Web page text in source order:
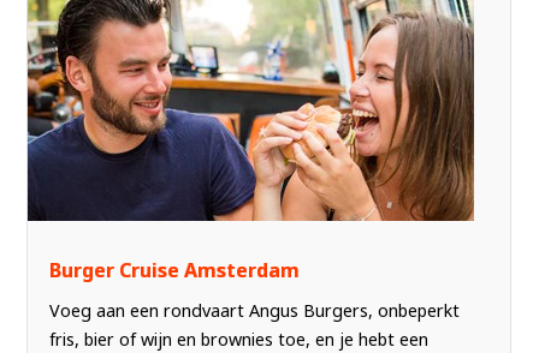
Burger Cruise Amsterdam
Voeg aan een rondvaart Angus Burgers, onbeperkt
fris, bier of wijn en brownies toe, en je hebt een